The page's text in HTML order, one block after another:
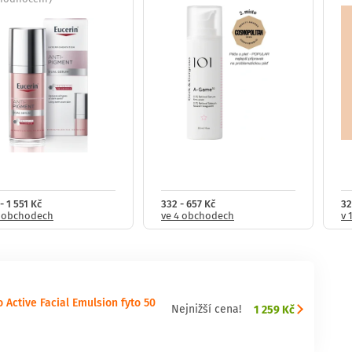
1 551 Kč
obchodech
332 - 657 Kč
ve 4 obchodech v
Active Facial Emulsion fyto 50 Nejnižší cena! 1 259 Kč